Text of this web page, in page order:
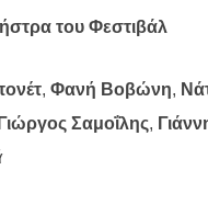
του Φεστιβάλ
, Φανή Βοβώνη,
Γιώργος Σαμοΐλης,